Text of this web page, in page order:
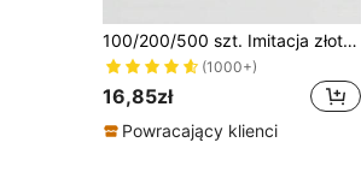
100/200/500 szt. Imitacja złota, srebrna folia, papier, liście, złocenie, DIY, sztuka rzemieślnicza, papier, urodziny, przyjęcie weselne, dekoracje na tort, żywica, świeca, gips, sztuka rzemieślnicza, dekoracja paznokci
(1000+)
16,85zł
Powracający klienci